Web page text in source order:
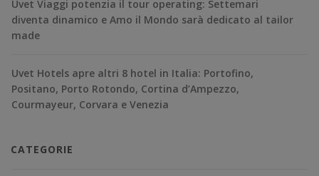
Uvet Viaggi potenzia il tour operating: Settemari
diventa dinamico e Amo il Mondo sarà dedicato al tailor
made
Uvet Hotels apre altri 8 hotel in Italia: Portofino,
Positano, Porto Rotondo, Cortina d’Ampezzo,
Courmayeur, Corvara e Venezia
CATEGORIE